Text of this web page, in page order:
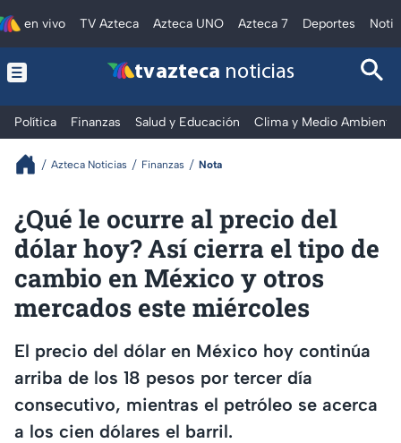
en vivo TV Azteca Azteca UNO Azteca 7 Deportes
tv azteca noticias
Política Finanzas Salud y Educación Clima y Medio Ambiente
Azteca Noticias Finanzas Nota
¿Qué le ocurre al precio del
dólar hoy? Así cierra el tipo de
cambio en México y otros
mercados este miércoles
El precio del dólar en México hoy continúa
arriba de los 18 pesos por tercer día
consecutivo, mientras el petróleo se acerca
a los cien dólares el barril.